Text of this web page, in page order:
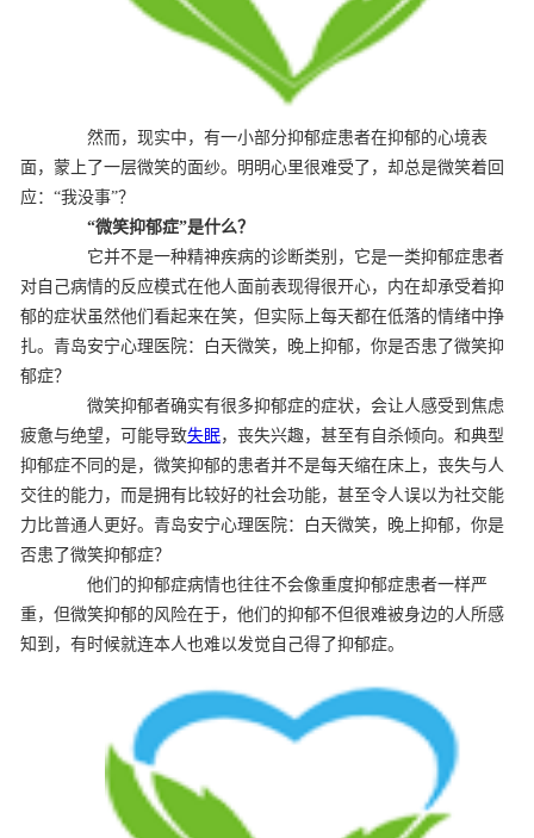
然而，现实中，有一小部分抑郁症患者在抑郁的心境表
面，蒙上了一层微笑的面纱。明明心里很难受了，却总是微笑着回
应：“我没事”？
“微笑抑郁症”是什么？
它并不是一种精神疾病的诊断类别，它是一类抑郁症患者
对自己病情的反应模式在他人面前表现得很开心，内在却承受着抑
郁的症状虽然他们看起来在笑，但实际上每天都在低落的情绪中挣
扎。青岛安宁心理医院：白天微笑，晚上抑郁，你是否患了微笑抑
郁症？
微笑抑郁者确实有很多抑郁症的症状，会让人感受到焦虑
疲惫与绝望，可能导致失眠，丧失兴趣，甚至有自杀倾向。和典型
抑郁症不同的是，微笑抑郁的患者并不是每天缩在床上，丧失与人
交往的能力，而是拥有比较好的社会功能，甚至令人误以为社交能
力比普通人更好。青岛安宁心理医院：白天微笑，晚上抑郁，你是
否患了微笑抑郁症？
他们的抑郁症病情也往往不会像重度抑郁症患者一样严
重，但微笑抑郁的风险在于，他们的抑郁不但很难被身边的人所感
知到，有时候就连本人也难以发觉自己得了抑郁症。